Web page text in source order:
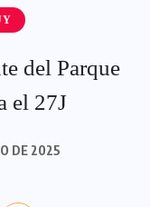
del Parque
el 27J
DE 2025